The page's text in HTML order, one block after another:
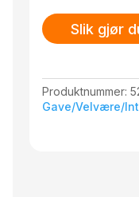
Slik gjør
Produktnummer:
Gave/Velvære/